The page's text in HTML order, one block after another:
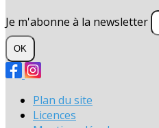
Je m'abonne à la newsletter
OK
Plan du site
Licences